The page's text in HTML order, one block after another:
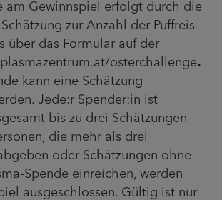
am Gewinnspiel erfolgt durch die
zur Anzahl der Puffreis-
über das Formular auf der
osterchallenge.
kann eine Schätzung
Jede:r Spender:in ist
bis zu drei Schätzungen
die mehr als drei
oder Schätzungen ohne
Spende einreichen, werden
ausgeschlossen. Gültig ist nur